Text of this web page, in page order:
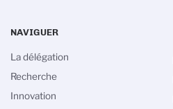
NAVIGUER
La délégation
Recherche
Innovation